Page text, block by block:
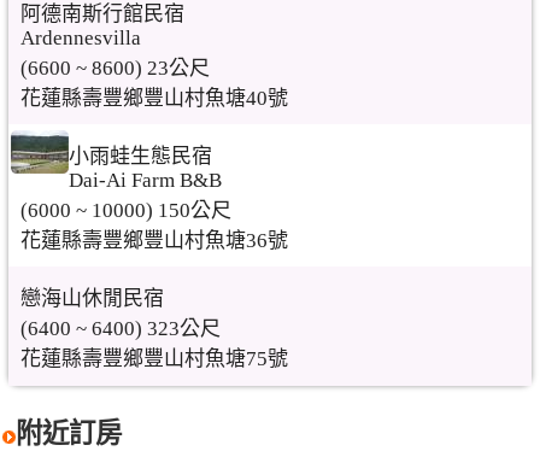
阿德南斯行館民宿
Ardennesvilla
(6600 ~ 8600) 23公尺
花蓮縣壽豐鄉豐山村魚塘40號
小雨蛙生態民宿
Dai-Ai Farm B&B
(6000 ~ 10000) 150公尺
花蓮縣壽豐鄉豐山村魚塘36號
戀海山休閒民宿
(6400 ~ 6400) 323公尺
花蓮縣壽豐鄉豐山村魚塘75號
附近訂房